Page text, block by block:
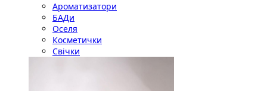
Ароматизатори
БАДи
Оселя
Косметички
Свічки